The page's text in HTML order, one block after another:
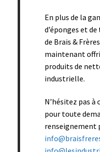
En plus de la
d’éponges et
de Brais &
maintenant
produits de
industrielle.
N’hésitez pas
pour toute
renseignement